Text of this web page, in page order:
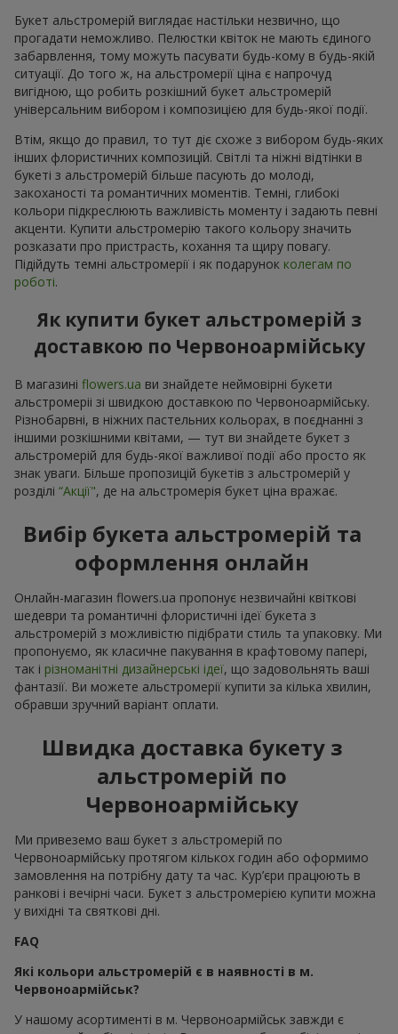
Букет альстромерій виглядає настільки незвично, що
прогадати неможливо. Пелюстки квіток не мають єдиного
забарвлення, тому можуть пасувати будь-кому в будь-якій
ситуації. До того ж, на альстромерії ціна є напрочуд
вигідною, що робить розкішний букет альстромерій
універсальним вибором і композицією для будь-якої події.
Втім, якщо до правил, то тут діє схоже з вибором будь-яких
інших флористичних композицій. Світлі та ніжні відтінки в
букеті з альстромерій більше пасують до молоді,
закоханості та романтичних моментів. Темні, глибокі
кольори підкреслюють важливість моменту і задають певні
акценти. Купити альстромерію такого кольору значить
розказати про пристрасть, кохання та щиру повагу.
Підійдуть темні альстромерії і як подарунок колегам по
роботі.
Як купити букет альстромерій з
доставкою по Червоноармійську
В магазині flowers.ua ви знайдете неймовірні букети
альстромеріі зі швидкою доставкою по Червоноармійську.
Різнобарвні, в ніжних пастельних кольорах, в поєднанні з
іншими розкішними квітами, — тут ви знайдете букет з
альстромерій для будь-якої важливої події або просто як
знак уваги. Більше пропозицій букетів з альстромерій у
розділі “Акції", де на альстромерія букет ціна вражає.
Вибір букета альстромерій та
оформлення онлайн
Онлайн-магазин flowers.ua пропонує незвичайні квіткові
шедеври та романтичні флористичні ідеї букета з
альстромерій з можливістю підібрати стиль та упаковку. Ми
пропонуємо, як класичне пакування в крафтовому папері,
так і різноманітні дизайнерські ідеї, що задовольнять ваші
фантазії. Ви можете альстромерії купити за кілька хвилин,
обравши зручний варіант оплати.
Швидка доставка букету з
альстромерій по
Червоноармійську
Ми привеземо ваш букет з альстромерій по
Червоноармійську протягом кількох годин або оформимо
замовлення на потрібну дату та час. Кур’єри працюють в
ранкові і вечірні часи. Букет з альстромерією купити можна
у вихідні та святкові дні.
FAQ
Які кольори альстромерій є в наявності в м.
Червоноармійськ?
У нашому асортименті в м. Червоноармійськ завжди є